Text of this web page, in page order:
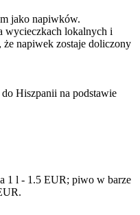
jako napiwków.
wycieczkach lokalnych i
że napiwek zostaje doliczony
Hiszpanii na podstawie
1 l - 1.5 EUR; piwo w barze